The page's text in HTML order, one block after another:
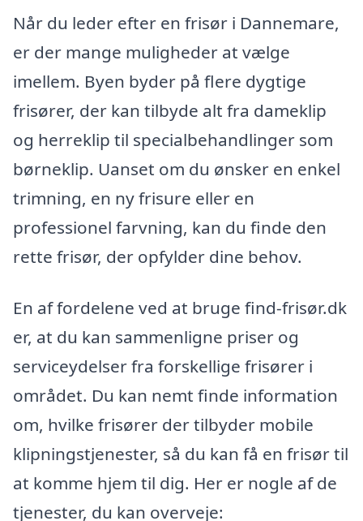
Når du leder efter en frisør i Dannemare,
er der mange muligheder at vælge
imellem. Byen byder på flere dygtige
frisører, der kan tilbyde alt fra dameklip
og herreklip til specialbehandlinger som
børneklip. Uanset om du ønsker en enkel
trimning, en ny frisure eller en
professionel farvning, kan du finde den
rette frisør, der opfylder dine behov.
En af fordelene ved at bruge find-frisør.dk
er, at du kan sammenligne priser og
serviceydelser fra forskellige frisører i
området. Du kan nemt finde information
om, hvilke frisører der tilbyder mobile
klipningstjenester, så du kan få en frisør til
at komme hjem til dig. Her er nogle af de
tjenester, du kan overveje: